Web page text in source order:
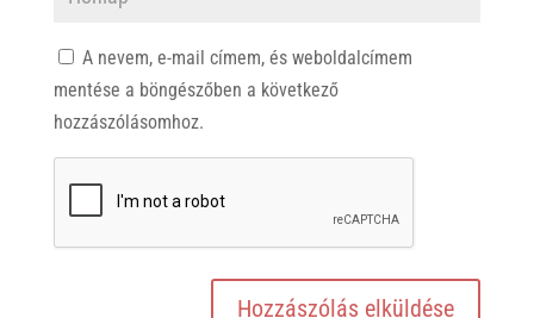
A nevem, e-mail címem, és weboldalcímem
mentése a böngészőben a következő
hozzászólásomhoz.